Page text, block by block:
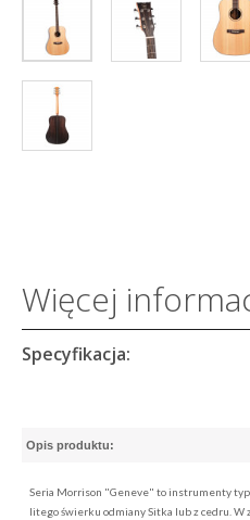
Więcej
Specyfikacja:
Opis produktu:
Seria Morrison "Geneve" to instrumenty
litego świerku odmiany Sitka lub z cedru.